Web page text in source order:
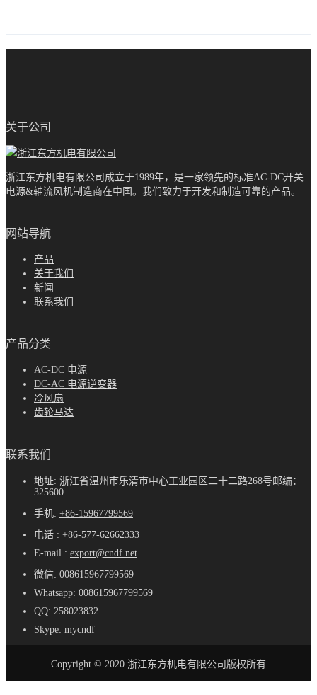
关于公司
浙江东方机电有限公司成立于1989年，是一家领先的标准AC-DC开关
电源&轴流风机制造商在中国。我们致力于开发和制造可靠的产品。
网站导航
产品
关于我们
新闻
联系我们
产品分类
AC-DC 电源
DC-AC 电源逆变器
冷风扇
齿轮马达
联系我们
地址: 浙江省温州市乐清市中心工业园区二十二路268号邮编：
325600
手机: +86-15967799569
电话 : +86-577-62662333
E-mail : export@cndf.net
微信: 008615967799569
Whatsapp: 008615967799569
QQ: 258023832
Skype: mycndf
Copyright © 2020 浙江东方机电有限公司版权所有